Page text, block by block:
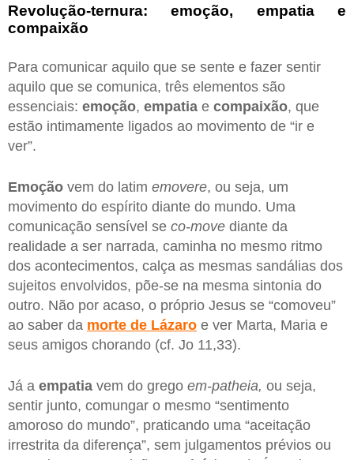
Revolução-ternura: emoção, empatia e
compaixão
Para comunicar aquilo que se sente e fazer sentir
aquilo que se comunica, três elementos são
essenciais: emoção, empatia e compaixão, que
estão intimamente ligados ao movimento de “ir e
ver”.
Emoção vem do latim emovere, ou seja, um
movimento do espírito diante do mundo. Uma
comunicação sensível se co-move diante da
realidade a ser narrada, caminha no mesmo ritmo
dos acontecimentos, calça as mesmas sandálias dos
sujeitos envolvidos, põe-se na mesma sintonia do
outro. Não por acaso, o próprio Jesus se “comoveu”
ao saber da morte de Lázaro e ver Marta, Maria e
seus amigos chorando (cf. Jo 11,33).
Já a empatia vem do grego em-patheia, ou seja,
sentir junto, comungar o mesmo “sentimento
amoroso do mundo”, praticando uma “aceitação
irrestrita da diferença”, sem julgamentos prévios ou